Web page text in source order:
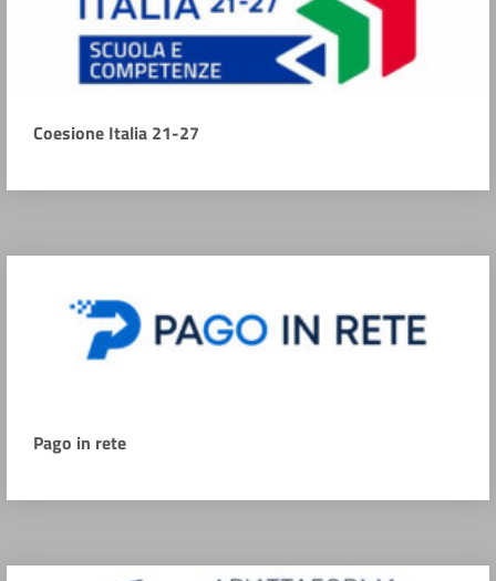
Coesione Italia 21-27
Pago in rete